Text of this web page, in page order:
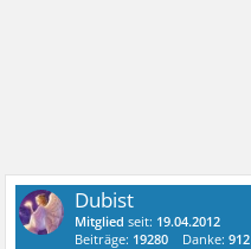
Dubist
Mitglied seit: 19.04.2012
Beiträge: 19280 Danke:912